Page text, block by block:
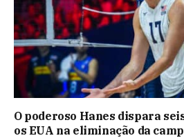
O poderoso Hanes dispara
os EUA na eliminação da